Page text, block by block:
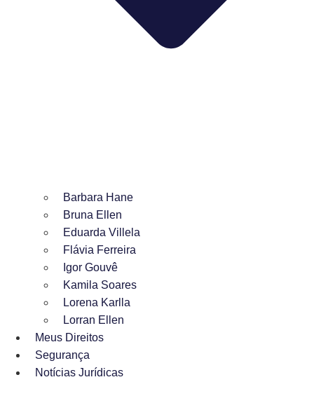
Barbara Hane
Bruna Ellen
Eduarda Villela
Flávia Ferreira
Igor Gouvê
Kamila Soares
Lorena Karlla
Lorran Ellen
Meus Direitos
Segurança
Notícias Jurídicas